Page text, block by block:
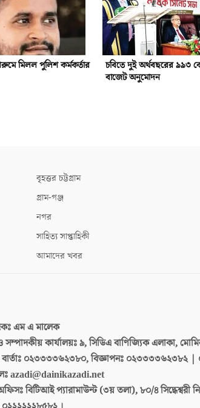
মিলল পুলিশ কর্মকর্তার
চবিতে দুই অর্থবছরের ৯৯৩
বাজেট অনুমোদন
বৃহত্তর চট্টগ্রাম
গ্রাম-গঞ্জ
নগর
সাহিত্য সাপ্তাহিকী
আমাদের খবর
এম এ মালেক
সম্পাদকীয় কার্যালয়ঃ৯, সিডিএ বাণিজ্যিক এলাকা,
০২৩৩৩৩৬২৩৮০, বিজ্ঞাপনঃ ০২৩৩৩৩৬২৩৮২ |
azadi@dainikazadi.net
বিটিআই প্যারামাউন্ট (৩য় তলা), ৮০/৪ সিদ্ধেশ্বরী